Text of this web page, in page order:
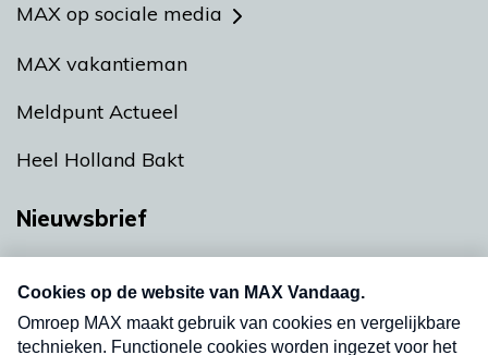
MAX op sociale media
MAX vakantieman
Meldpunt Actueel
Heel Holland Bakt
Nieuwsbrief
nieuwsbrief. Elke vrijdag- en dinsdagochtend in
uw mailbox.